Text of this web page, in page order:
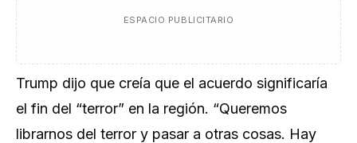
ESPACIO PUBLICITARIO
Trump dijo que creía que el acuerdo significaría
el fin del “terror” en la región. “Queremos
librarnos del terror y pasar a otras cosas. Hay